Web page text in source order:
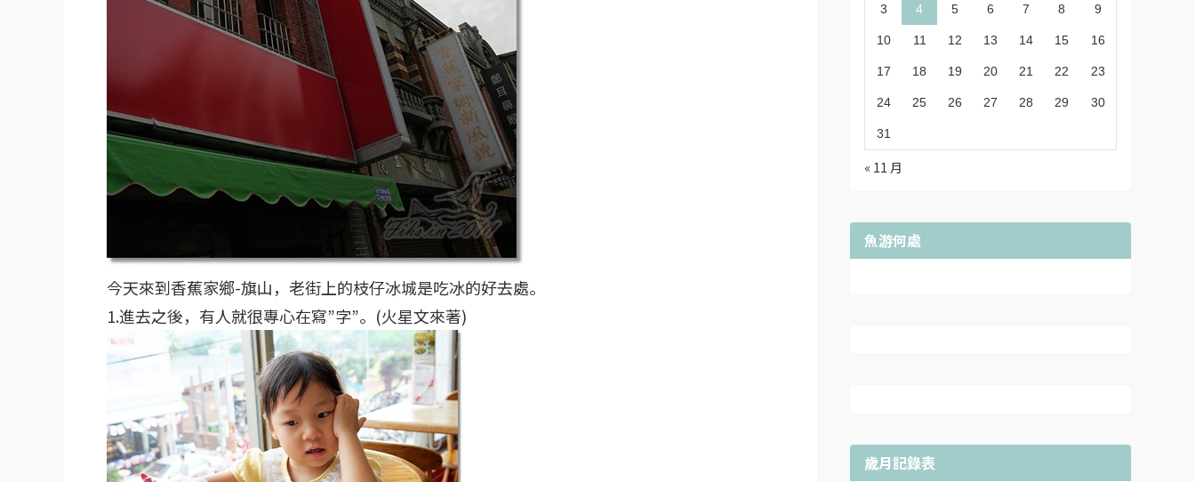
今天來到香蕉家鄉-旗山，老街上的枝仔冰城是吃冰的好去處。
1.進去之後，有人就很專心在寫”字”。(火星文來著)
3 4 5 6 7 8 9
10 11 12 13 14 15 16
17 18 19 20 21 22 23
24 25 26 27 28 29 30
31
« 11 月
魚游何處
歲月記錄表